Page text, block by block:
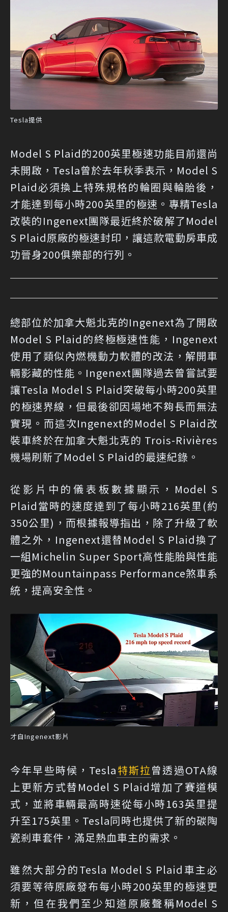
Tesla提供
Model S Plaid的200英里極速功能目前還尚
未開啟，Tesla曾於去年秋季表示，Model S
Plaid必須換上特殊規格的輪圈與輪胎後，
才能達到每小時200英里的極速。專精Tesla
改裝的Ingenext團隊最近終於破解了Model
S Plaid原廠的極速封印，讓這款電動房車成
功晉身200俱樂部的行列。
總部位於加拿大魁北克的Ingenext為了開啟
Model S Plaid的終極極速性能，Ingenext
使用了類似內燃機動力軟體的改法，解開車
輛影藏的性能。Ingenext團隊過去曾嘗試要
讓Tesla Model S Plaid突破每小時200英里
的極速界線，但最後卻因場地不夠長而無法
實現。而這次Ingenext的Model S Plaid改
裝車終於在加拿大魁北克的 Trois-Rivières
機場刷新了Model S Plaid的最速紀錄。
從影片中的儀表板數據顯示，Model S
Plaid當時的速度達到了每小時216英里(約
350公里)，而根據報導指出，除了升級了軟
體之外，Ingenext還替Model S Plaid換了
一組Michelin Super Sport高性能胎與性能
更強的Mountainpass Performance煞車系
統，提高安全性。
才自Ingenext影片
今年早些時候，Tesla特斯拉曾透過OTA線
上更新方式替Model S Plaid增加了賽道模
式，並將車輛最高時速從每小時163英里提
升至175英里。Tesla同時也提供了新的碳陶
瓷剎車套件，滿足熱血車主的需求。
雖然大部分的Tesla Model S Plaid車主必
須要等待原廠發布每小時200英里的極速更
新，但在我們至少知道原廠聲稱Model S